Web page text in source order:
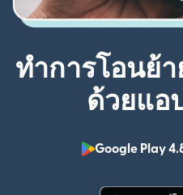
ทำการโอนย้า
ด้วยแอ
Google Play